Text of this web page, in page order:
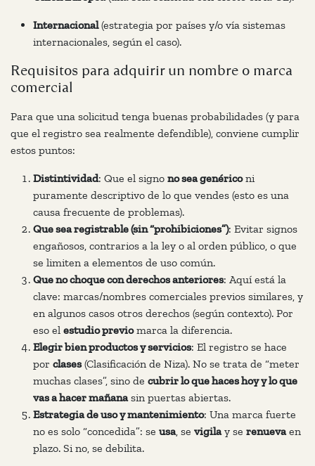
Internacional(estrategia por países y/o vía sistemas
internacionales, según el caso).
Requisitos para adquirir un nombre o marca
comercial
Para que una solicitud tenga buenas probabilidades (y para
que el registro sea realmente defendible), conviene cumplir
estos puntos:
Distintividad: Que el signo no sea genériconi
puramente descriptivo de lo que vendes (esto es una
causa frecuente de problemas).
Que sea registrable (sin “prohibiciones”): Evitar signos
engañosos, contrarios a la ley o al orden público, o que
se limiten a elementos de uso común.
Que no choque con derechos anteriores: Aquí está la
clave: marcas/nombres comerciales previos similares, y
en algunos casos otros derechos (según contexto). Por
eso el estudio previomarca la diferencia.
Elegir bien productos y servicios: El registro se hace
por clases(Clasificación de Niza). No se trata de “meter
muchas clases”, sino de cubrir lo que haces hoy y lo que
vas a hacer mañanasin puertas abiertas.
Estrategia de uso y mantenimiento: Una marca fuerte
no es solo “concedida”: se usa, se vigilay se renuevaen
plazo. Si no, se debilita.